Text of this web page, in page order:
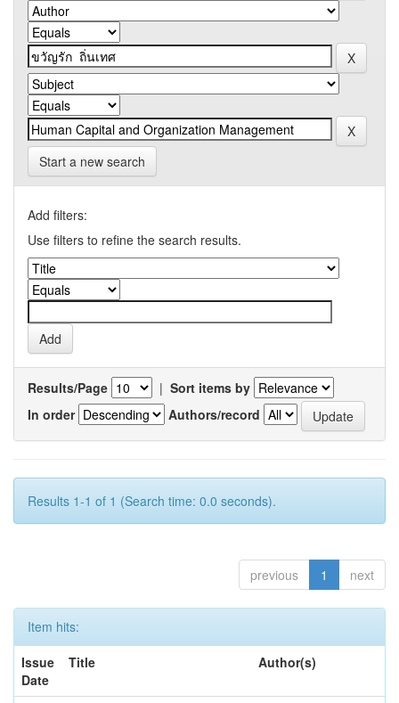
Start a new search
Add filters:
Use filters to refine the search results.
Results/Page | Sort items by
In order
Authors/record
Results 1-1 of 1 (Search time: 0.0 seconds).
previous 1 next
Item hits:
Issue
Date
Title Author(s)